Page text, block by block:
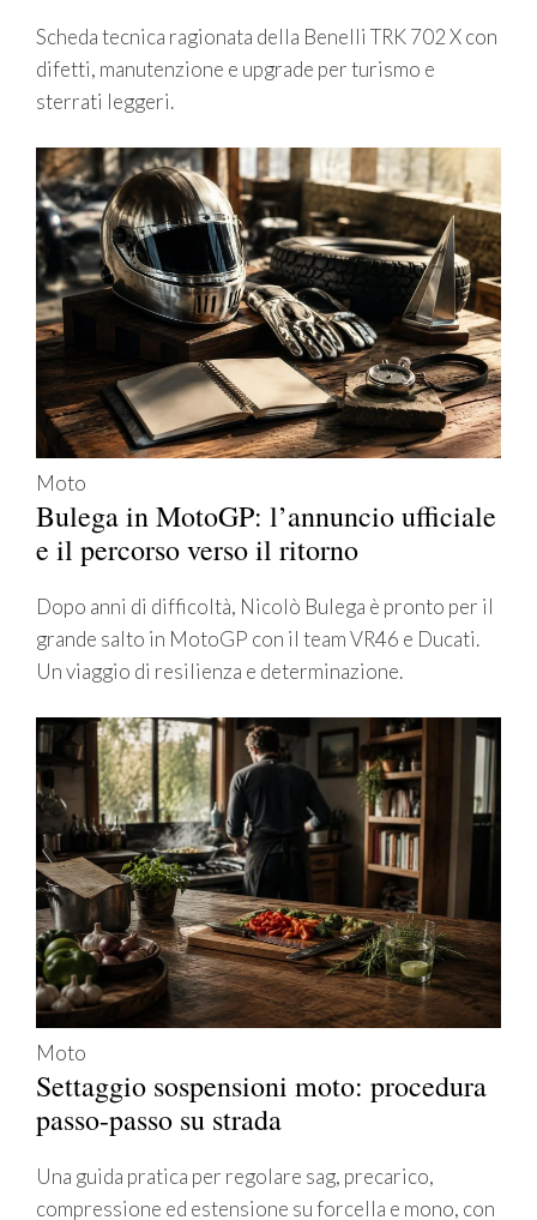
Scheda tecnica ragionata della Benelli TRK 702 X con
difetti, manutenzione e upgrade per turismo e
sterrati leggeri.
Moto
Bulega in MotoGP: l’annuncio ufficiale
e il percorso verso il ritorno
Dopo anni di difficoltà, Nicolò Bulega è pronto per il
grande salto in MotoGP con il team VR46 e Ducati.
Un viaggio di resilienza e determinazione.
Moto
Settaggio sospensioni moto: procedura
passo-passo su strada
Una guida pratica per regolare sag, precarico,
compressione ed estensione su forcella e mono, con